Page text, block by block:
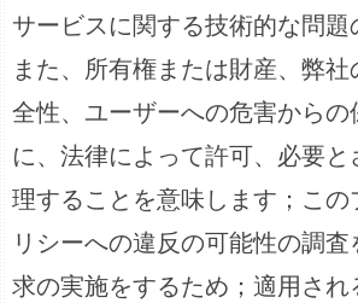
サービスに関する技術的な問題
また、所有権または財産、弊
全性、ユーザーへの危害から
に、法律によって許可、必要
理することを意味します；こ
リシーへの違反の可能性の調
求の実施をするため；適用され